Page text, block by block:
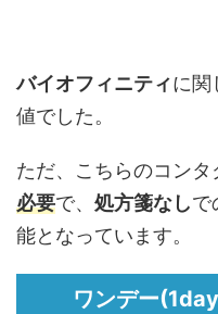
バイオフィニティに関
値でした。
ただ、こちらのコンタ
必要で、 処方箋なしで
能となっています。
ワンデー